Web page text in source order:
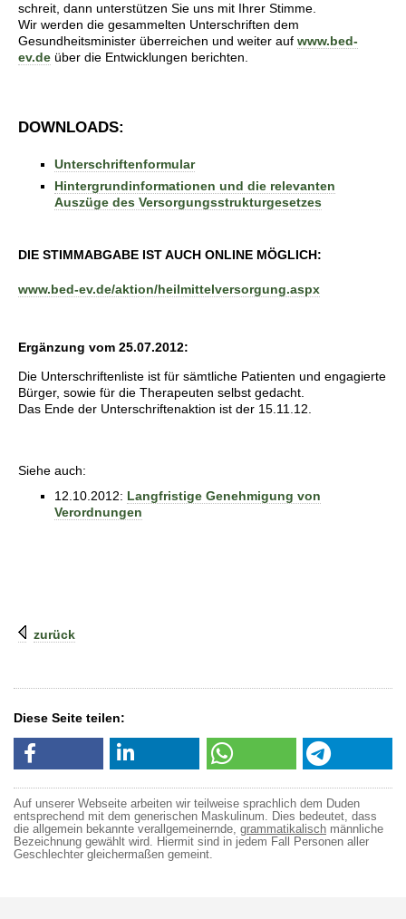
schreit, dann unterstützen Sie uns mit Ihrer Stimme.
Wir werden die gesammelten Unterschriften dem
Gesundheitsminister überreichen und weiter auf www.bed-
ev.de über die Entwicklungen berichten.
DOWNLOADS:
Unterschriftenformular
Hintergrundinformationen und die relevanten
Auszüge des Versorgungsstrukturgesetzes
DIE STIMMABGABE IST AUCH ONLINE MÖGLICH:
www.bed-ev.de/aktion/heilmittelversorgung.aspx
Ergänzung vom 25.07.2012:
Die Unterschriftenliste ist für sämtliche Patienten und engagierte
Bürger, sowie für die Therapeuten selbst gedacht.
Das Ende der Unterschriftenaktion ist der 15.11.12.
Siehe auch:
12.10.2012: Langfristige Genehmigung von
Verordnungen
zurück
Diese Seite teilen:
Auf unserer Webseite arbeiten wir teilweise sprachlich dem Duden
entsprechend mit dem generischen Maskulinum. Dies bedeutet, dass
die allgemein bekannte verallgemeinernde, grammatikalisch männliche
Bezeichnung gewählt wird. Hiermit sind in jedem Fall Personen aller
Geschlechter gleichermaßen gemeint.